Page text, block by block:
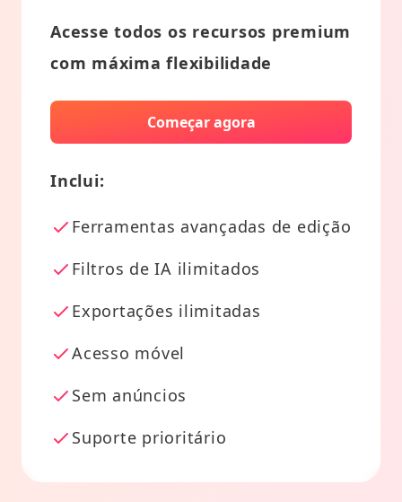
Acesse todos os recursos premium
com máxima flexibilidade
Começar agora
Inclui:
Ferramentas avançadas de edição
Filtros de IA ilimitados
Exportações ilimitadas
Acesso móvel
Sem anúncios
Suporte prioritário